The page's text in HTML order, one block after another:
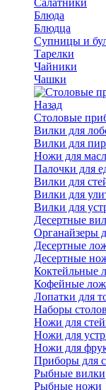
Блюда
Блюдца
Супницы и
Тарелки
Чайники
Чашки
Назад
Cтоловые
Вилки для
Вилки для
Ножи для
Палочки для
Вилки для
Вилки для
Вилки для
Десертные
Органайзеры
Десертные
Десертные
Коктейльные
Кофейные
Лопатки для
Наборы
Ножи для
Ножи для
Ножи для
Приборы для
Рыбные вилки
Рыбные ножи